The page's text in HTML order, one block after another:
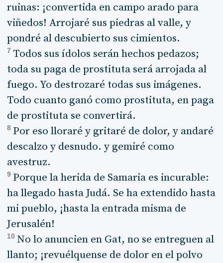
ruinas: ¡convertida en campo arado para
viñedos! Arrojaré sus piedras al valle, y
pondré al descubierto sus cimientos.
7 Todos sus ídolos serán hechos pedazos;
toda su paga de prostituta será arrojada al
fuego. Yo destrozaré todas sus imágenes.
Todo cuanto ganó como prostituta, en paga
de prostituta se convertirá.
8 Por eso lloraré y gritaré de dolor, y andaré
descalzo y desnudo. y gemiré como
avestruz.
9 Porque la herida de Samaria es incurable:
ha llegado hasta Judá. Se ha extendido hasta
mi pueblo, ¡hasta la entrada misma de
Jerusalén!
10 No lo anuncien en Gat, no se entreguen al
llanto; ¡revuélquense de dolor en el polvo